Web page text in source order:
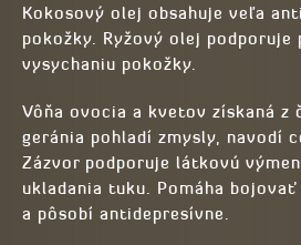
Kokosový olej obsahuje veľa
pokožky. Ryžový olej
vysychaniu pokožky.
Vôňa ovocia a kvetov získaná z
geránia pohladí zmysly, navodí
Zázvor podporuje látkovú
ukladania tuku. Pomáha
a pôsobí antidepresívne.